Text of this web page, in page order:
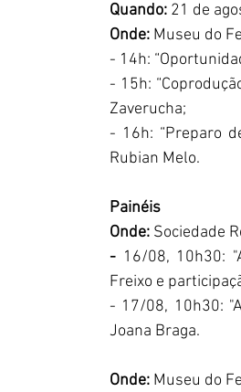
Quando: 21 de
Onde: Museu do
- 14h:
- 15h:
Zaverucha;
- 16h: “Preparo
Rubian Melo.
Painéis
Onde: Sociedade
- 16/08, 10h30:
Freixo e
- 17/08, 10h30:
Joana Braga.
Onde: Museu do